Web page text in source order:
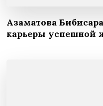
Азаматова
карьеры